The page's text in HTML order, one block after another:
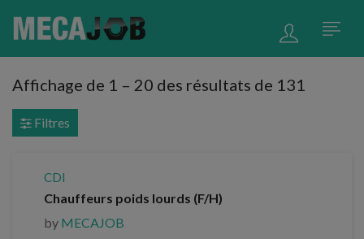
Affichage de 1 – 20 des résultats de 131
Filtres
CDI
Chauffeurs poids lourds (F/H)
by MECAJOB